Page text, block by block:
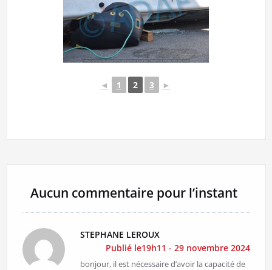
◄ 1 2 3 ►
Aucun commentaire pour l’instant
STEPHANE LEROUX
Publié le19h11 - 29 novembre 2024
bonjour, il est nécessaire d’avoir la capacité de